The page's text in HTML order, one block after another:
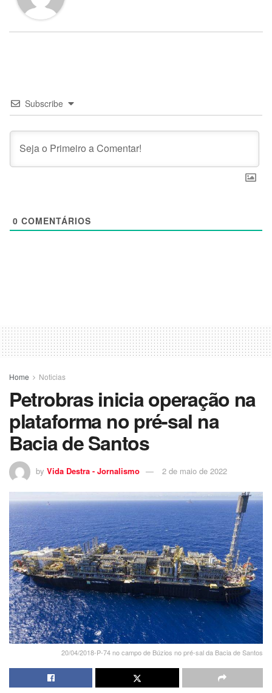
Subscribe
0 COMENTÁRIOS
Home Noticias
Petrobras inicia operação na
plataforma no pré-sal na
Bacia de Santos
by Vida Destra - Jornalismo 2 de maio de 2022
20/04/2018-P-74 no campo de Búzios no pré-sal da Bacia de Santos